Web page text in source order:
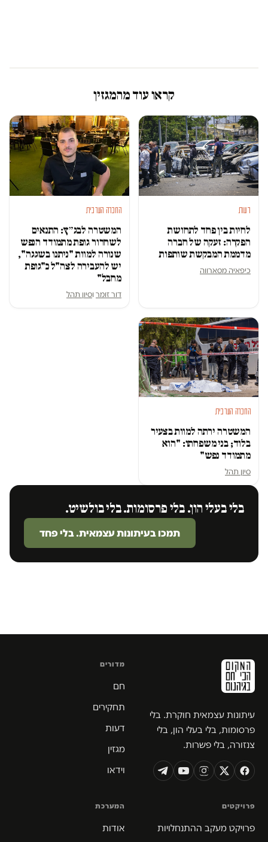
קראו עוד מהמגזין
דעות
לחיות בין פחד לתחושת
הפקרה: זעקה של חברה
מדממת המבקשת שותפות
כיפאיה מסארווה
החברה הערבית
המשטרה לבג״ץ: התנאים
לשחרור גופת מתמודד הנפש
שנורה למוות "ניתנו בשגגה",
יש להעבירה לצה"ל כ"גופת
מחבל"
דור זומר וסיון תהל
החברה הערבית
המשטרה ירתה למוות בצעיר
בלוד; בני משפחתו: "הוא
מתמודד נפש"
סיון תהל
בלי בעלי הון. בלי פרסומות. בלי בולשיט.
תמכו בעיתונות עצמאית. בלי פחד
עיתונות עצמאית חוקרת. בלי
פרסומות, בלי בעלי הון, בלי
צנזורה, בלי פשרות.
מדורים
חם
תחקירים
דעות
מגזין
וידאו
פרויקטים
פרויקט מעקב ההתנחלויות
המערכת
אודות